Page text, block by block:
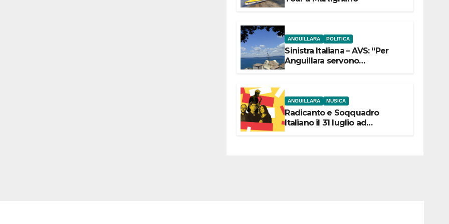
ANGUILLARA POLITICA
Sinistra Italiana – AVS: “Per
Anguillara servono
ANGUILLARA MUSICA
Radicanto e Soqquadro
Italiano il 31 luglio ad